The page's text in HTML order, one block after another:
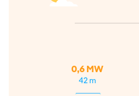
0,6 MW
42 m